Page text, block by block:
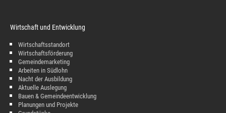
Wirtschaft und Entwicklung
Wirtschaftsstandort
Wirtschaftsförderung
Gemeindemarketing
Arbeiten in Südlohn
Nacht der Ausbildung
Aktuelle Auslegung
Bauen & Gemeindeentwicklung
Planungen und Projekte